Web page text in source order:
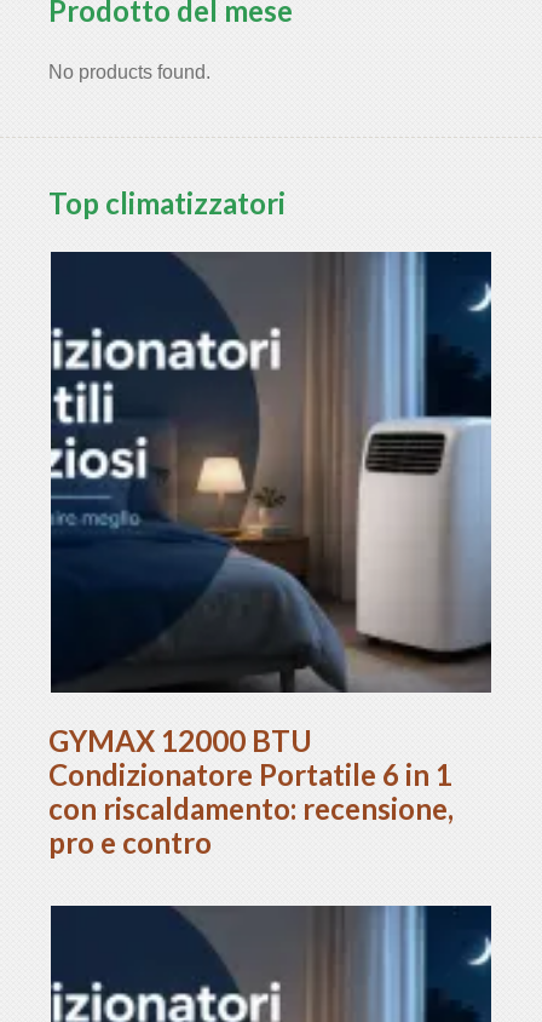
Prodotto del mese
No products found.
Top climatizzatori
GYMAX 12000 BTU
Condizionatore Portatile 6 in 1
con riscaldamento: recensione,
pro e contro